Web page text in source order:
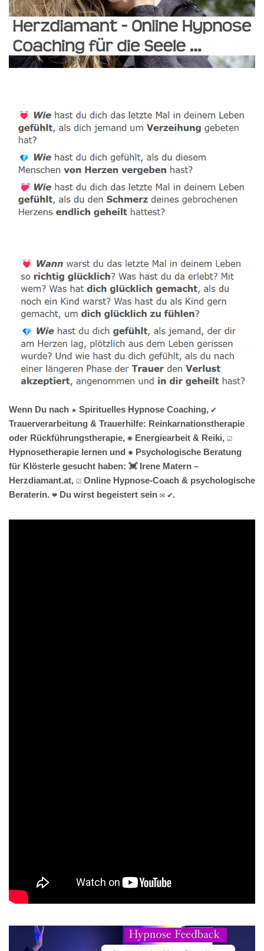
Wenn Du nach ★ Spirituelles Hypnose Coaching, ✔️
Trauerverarbeitung & Trauerhilfe: Reinkarnationstherapie
oder Rückführungstherapie, ✺ Energiearbeit & Reiki, ☑️
Hypnosetherapie lernen und ✹ Psychologische Beratung
für Klösterle gesucht haben: 💓️ Irene Matern –
Herzdiamant.at, ☑️ Online Hypnose-Coach & psychologische
Beraterin. ❤ Du wirst begeistert sein ✉ ✔.